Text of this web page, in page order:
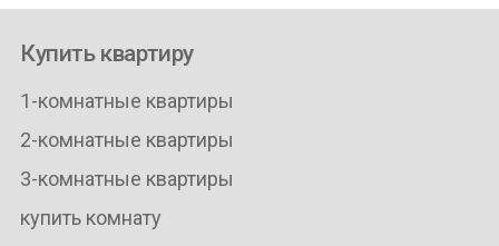
Купить квартиру
1-комнатные квартиры
2-комнатные квартиры
3-комнатные квартиры
купить комнату